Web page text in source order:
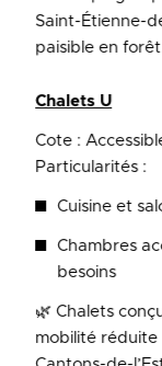
Saint-Étienne-
paisible en
Chalets U
Cote :
Particularités :
Cuisine et
Chambres
besoins
🌿 Chalets
mobilité